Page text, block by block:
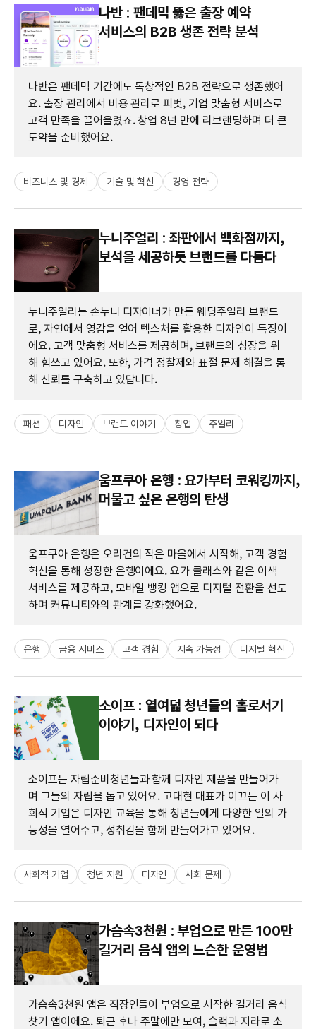
나반 : 팬데믹 뚫은 출장 예약
서비스의 B2B 생존 전략 분석
나반은 팬데믹 기간에도 독창적인 B2B 전략으로 생존했어
요. 출장 관리에서 비용 관리로 피벗, 기업 맞춤형 서비스로
고객 만족을 끌어올렸죠. 창업 8년 만에 리브랜딩하며 더 큰
도약을 준비했어요.
비즈니스 및 경제 기술 및 혁신 경영 전략
누니주얼리 : 좌판에서 백화점까지,
보석을 세공하듯 브랜드를 다듬다
누니주얼리는 손누니 디자이너가 만든 웨딩주얼리 브랜드
로, 자연에서 영감을 얻어 텍스처를 활용한 디자인이 특징이
에요. 고객 맞춤형 서비스를 제공하며, 브랜드의 성장을 위
해 힘쓰고 있어요. 또한, 가격 정찰제와 표절 문제 해결을 통
해 신뢰를 구축하고 있답니다.
패션 디자인 브랜드 이야기 창업 주얼리
움프쿠아 은행 : 요가부터 코워킹까지,
머물고 싶은 은행의 탄생
움프쿠아 은행은 오리건의 작은 마을에서 시작해, 고객 경험
혁신을 통해 성장한 은행이에요. 요가 클래스와 같은 이색
서비스를 제공하고, 모바일 뱅킹 앱으로 디지털 전환을 선도
하며 커뮤니티와의 관계를 강화했어요.
은행 금융 서비스 고객 경험 지속 가능성 디지털 혁신
소이프 : 열여덟 청년들의 홀로서기
이야기, 디자인이 되다
소이프는 자립준비청년들과 함께 디자인 제품을 만들어가
며 그들의 자립을 돕고 있어요. 고대현 대표가 이끄는 이 사
회적 기업은 디자인 교육을 통해 청년들에게 다양한 일의 가
능성을 열어주고, 성취감을 함께 만들어가고 있어요.
사회적 기업 청년 지원 디자인 사회 문제
가슴속3천원 : 부업으로 만든 100만
길거리 음식 앱의 느슨한 운영법
가슴속3천원 앱은 직장인들이 부업으로 시작한 길거리 음식
찾기 앱이에요. 퇴근 후나 주말에만 모여, 슬랙과 지라로 소